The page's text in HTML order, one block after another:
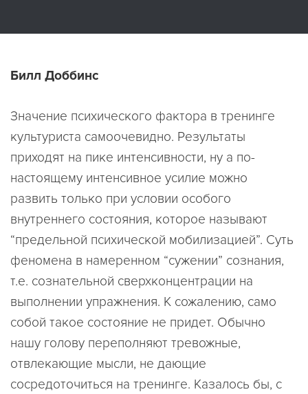
Билл Доббинс
Значение психического фактора в тренинге
культуриста самоочевидно. Результаты
приходят на пике интенсивности, ну а по-
настоящему интенсивное усилие можно
развить только при условии особого
внутреннего состояния, которое называют
“предельной психической мобилизацией”. Суть
феномена в намеренном “сужении” сознания,
т.е. сознательной сверхконцентрации на
выполнении упражнения. К сожалению, само
собой такое состояние не придет. Обычно
нашу голову переполняют тревожные,
отвлекающие мысли, не дающие
сосредоточиться на тренинге. Казалось бы, с